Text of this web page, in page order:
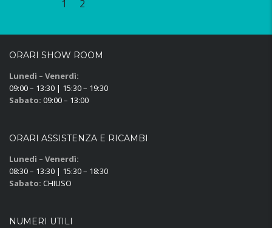
ORARI SHOW ROOM
Lunedì – Venerdì:
09:00 – 13:30 | 15:30 – 19:30
Sabato: 09:00 – 13:00
ORARI ASSISTENZA E RICAMBI
Lunedì – Venerdì:
08:30 – 13:30 | 15:30 – 18:30
Sabato: CHIUSO
NUMERI UTILI